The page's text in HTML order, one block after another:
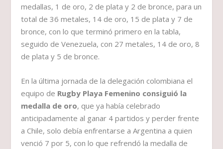
medallas, 1 de oro, 2 de plata y 2 de bronce, para un
total de 36 metales, 14 de oro, 15 de plata y 7 de
bronce, con lo que terminó primero en la tabla,
seguido de Venezuela, con 27 metales, 14 de oro, 8
de plata y 5 de bronce.
En la última jornada de la delegación colombiana el
equipo de Rugby Playa Femenino consiguió la
medalla de oro, que ya había celebrado
anticipadamente al ganar 4 partidos y perder frente
a Chile, solo debía enfrentarse a Argentina a quien
venció 7 por 5, con lo que refrendó la medalla de